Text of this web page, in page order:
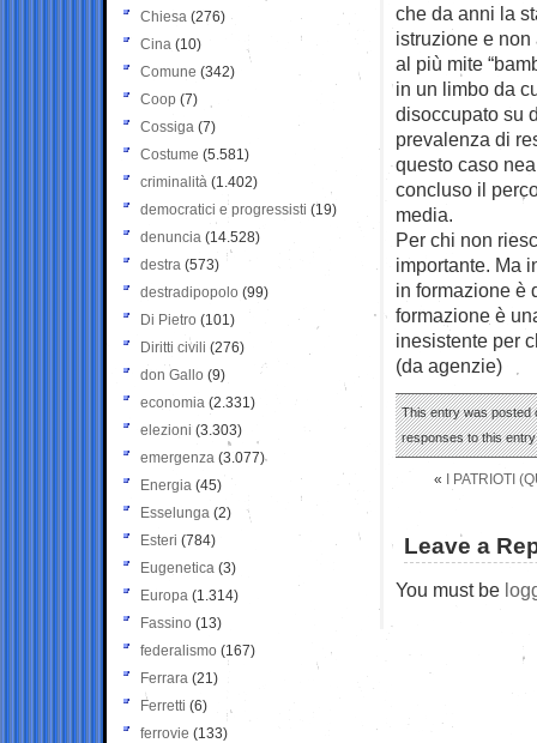
che da anni la
istruzione e
al più mite
in un limbo da
disoccupato su
prevalenza di
questo caso
concluso il
media.
Per chi non
importante. Ma
in formazione è
formazione è
inesistente per
(da agenzie)
This entry was posted
responses to this
« I PATRIOTI
Leave a
You must be
Chiesa (276)
Cina (10)
Comune (342)
Coop (7)
Cossiga (7)
Costume (5.581)
criminalità (1.402)
democratici e progressisti (19)
denuncia (14.528)
destra (573)
destradipopolo (99)
Di Pietro (101)
Diritti civili (276)
don Gallo (9)
economia (2.331)
elezioni (3.303)
emergenza (3.077)
Energia (45)
Esselunga (2)
Esteri (784)
Eugenetica (3)
Europa (1.314)
Fassino (13)
federalismo (167)
Ferrara (21)
Ferretti (6)
ferrovie (133)